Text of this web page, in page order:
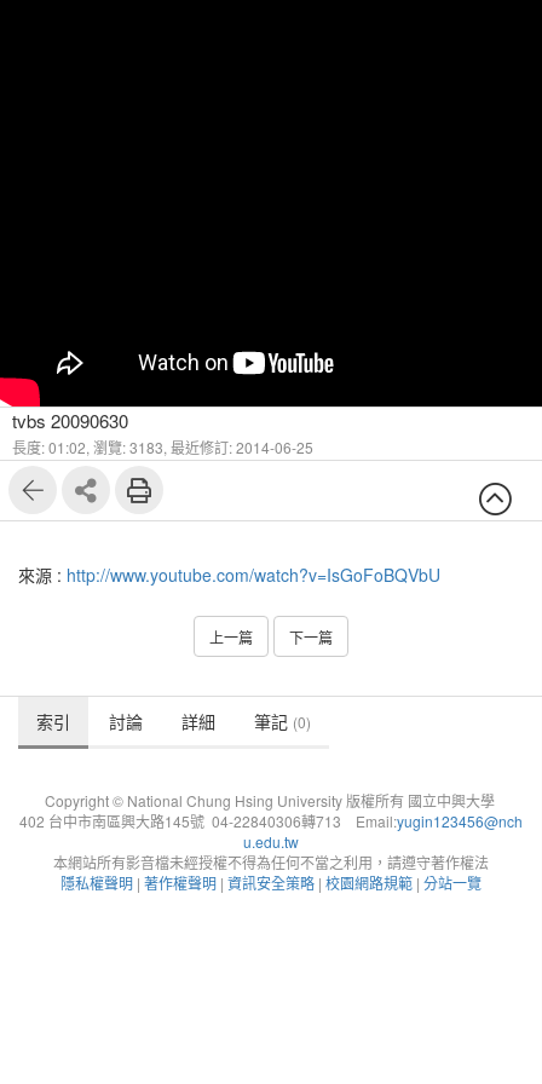
tvbs 20090630
長度: 01:02, 瀏覽: 3183, 最近修訂: 2014-06-25
來源 : http://www.youtube.com/watch?v=IsGoFoBQVbU
上一篇 下一篇
索引 討論 詳細 筆記 (0)
Copyright © National Chung Hsing University 版權所有 國立中興大學
402 台中市南區興大路145號 04-22840306轉713 Email:yugin123456@nch
u.edu.tw
本網站所有影音檔未經授權不得為任何不當之利用，請遵守著作權法
隱私權聲明 | 著作權聲明 | 資訊安全策略 | 校園網路規範 | 分站一覽